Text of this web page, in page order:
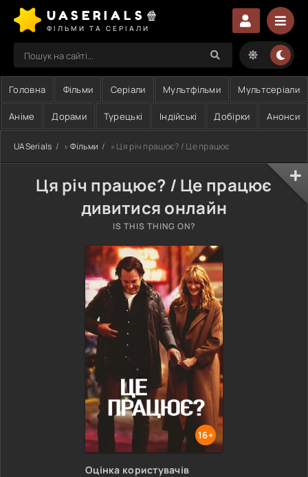
UASERIALS🍿
ФІЛЬМИ ТА СЕРІАЛИ
Головна Фільми Серіали Мультфільми Мультсеріали
Аніме Дорами Турецькі Індійські Добірки Анонси
UASerials » Фільми » Ця річ працює? / Це працює
Ця річ працює? / Це працює
дивитися онлайн
IS THIS THING ON?
16+
Оцінка користувачів